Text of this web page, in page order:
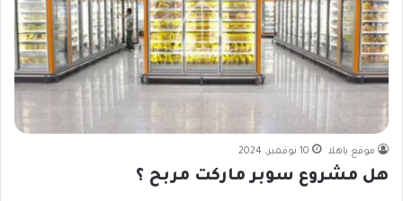
موقع ياهلا 10 نوفمبر، 2024
هل مشروع سوبر ماركت مربح ؟